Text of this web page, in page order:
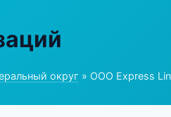
округ » ООО Express